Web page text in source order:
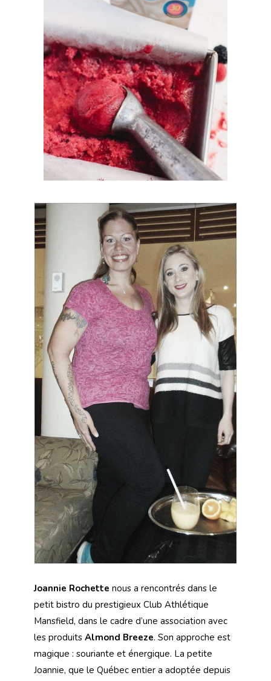
Joannie Rochette nous a rencontrés dans le
petit bistro du prestigieux Club Athlétique
Mansfield, dans le cadre d’une association avec
les produits Almond Breeze. Son approche est
magique : souriante et énergique. La petite
Joannie, que le Québec entier a adoptée depuis